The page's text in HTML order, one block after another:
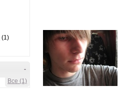
(1)
-
Все (1)